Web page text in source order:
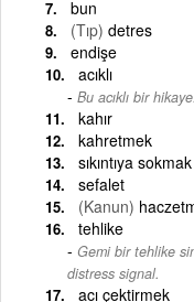
bun
(Tıp) detres
endişe
acıklı
Bu acıklı bir hikaye.
kahır
kahretmek
sıkıntıya sokmak
sefalet
(Kanun)
tehlike
Gemi bir tehlike
distress signal.
acı çektirmek